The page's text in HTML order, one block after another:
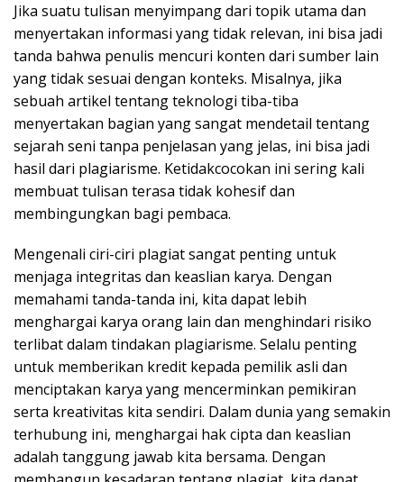
Jika suatu tulisan menyimpang dari topik utama dan
menyertakan informasi yang tidak relevan, ini bisa jadi
tanda bahwa penulis mencuri konten dari sumber lain
yang tidak sesuai dengan konteks. Misalnya, jika
sebuah artikel tentang teknologi tiba-tiba
menyertakan bagian yang sangat mendetail tentang
sejarah seni tanpa penjelasan yang jelas, ini bisa jadi
hasil dari plagiarisme. Ketidakcocokan ini sering kali
membuat tulisan terasa tidak kohesif dan
membingungkan bagi pembaca.
Mengenali ciri-ciri plagiat sangat penting untuk
menjaga integritas dan keaslian karya. Dengan
memahami tanda-tanda ini, kita dapat lebih
menghargai karya orang lain dan menghindari risiko
terlibat dalam tindakan plagiarisme. Selalu penting
untuk memberikan kredit kepada pemilik asli dan
menciptakan karya yang mencerminkan pemikiran
serta kreativitas kita sendiri. Dalam dunia yang semakin
terhubung ini, menghargai hak cipta dan keaslian
adalah tanggung jawab kita bersama. Dengan